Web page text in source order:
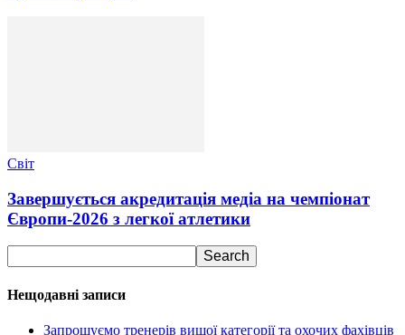
Світ
Завершується акредитація медіа на чемпіонат
Європи-2026 з легкої атлетики
Нещодавні записи
Запрошуємо тренерів вищої категорії та охочих фахівців